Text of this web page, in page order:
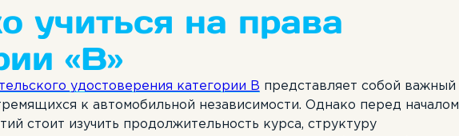
учиться на права
«B»
удостоверения категории B представляет собой важный
к автомобильной независимости. Однако перед началом
стоит изучить продолжительность курса, структуру